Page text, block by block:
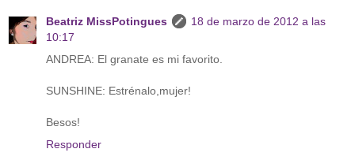
Beatriz MissPotingues
18 de marzo de 2012 a las
10:17
ANDREA: El granate es mi favorito.
SUNSHINE: Estrénalo,mujer!
Besos!
Responder